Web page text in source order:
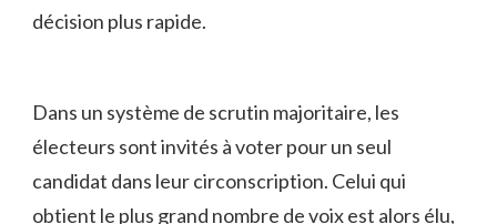
décision plus rapide.
Dans un système de ⁤scrutin majoritaire, ⁣les ​
électeurs sont invités⁤ à voter pour un​ seul⁣
candidat dans leur‌ circonscription. Celui qui
obtient le plus grand nombre⁢ de voix est alors élu,